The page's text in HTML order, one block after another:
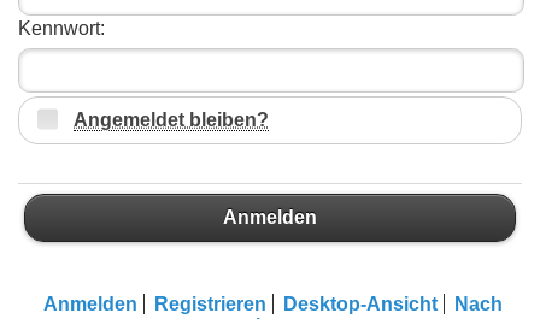
Kennwort:
Angemeldet bleiben?
Anmelden
Anmelden Registrieren Desktop-Ansicht
Nach